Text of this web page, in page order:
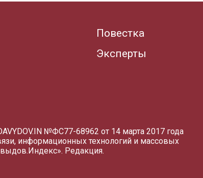
Повестка
Эксперты
№ФС77-68962 от 14 марта 2017 года
информационных технологий и массовых
Редакция.